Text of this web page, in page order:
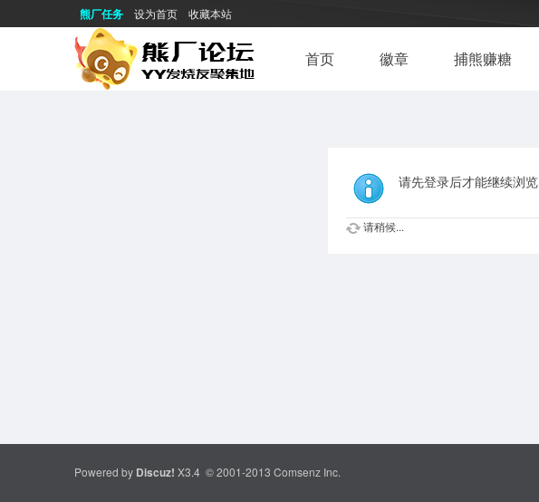
熊厂任务 设为首页 收藏本站
首页 徽章 捕熊赚糖
请先登录后才能继续浏览
请稍候...
Powered by Discuz! X3.4 © 2001-2013 Comsenz Inc.